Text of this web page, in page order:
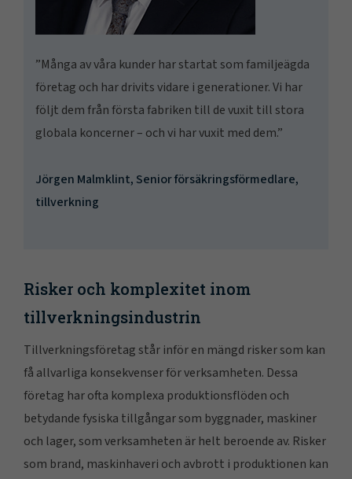
”Många av våra kunder har startat som familjeägda
företag och har drivits vidare i generationer. Vi har
följt dem från första fabriken till de vuxit till stora
globala koncerner – och vi har vuxit med dem.”
Jörgen Malmklint, Senior försäkringsförmedlare,
tillverkning
Risker och komplexitet inom
tillverkningsindustrin
Tillverkningsföretag står inför en mängd risker som kan
få allvarliga konsekvenser för verksamheten. Dessa
företag har ofta komplexa produktionsflöden och
betydande fysiska tillgångar som byggnader, maskiner
och lager, som verksamheten är helt beroende av. Risker
som brand, maskinhaveri och avbrott i produktionen kan